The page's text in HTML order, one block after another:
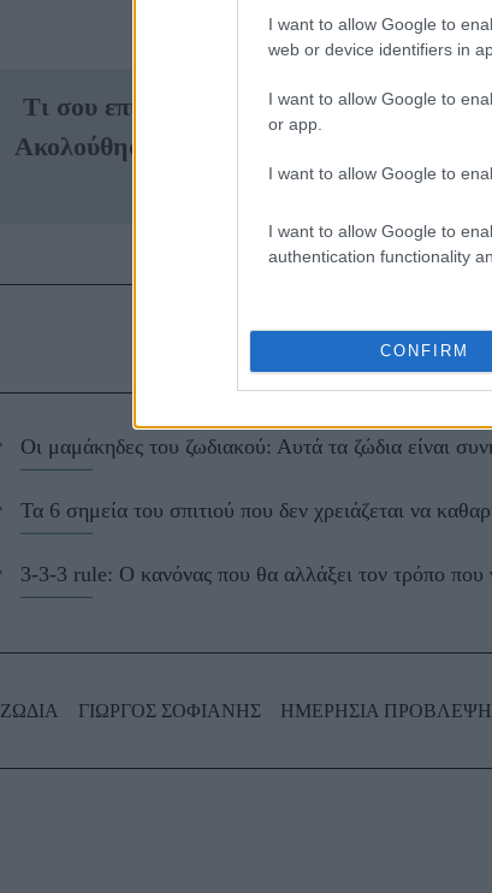
I want to allow Google to
web or device identifiers in
I want to allow Google to
or app.
I want to allow Google to
I want to allow Google to
authentication functionality
CONFIRM
Τι σου επιφυλάσσει η αυριανή ημέρα;
Ακολούθησε το JennyGr στο
για το
ΔΙΑΒΑΖΟΝΤΑΙ
Οι μαμάκηδες του ζωδιακού: Αυτά τα ζώδια είναι
Τα 6 σημεία του σπιτιού που δεν χρειάζεται να
3-3-3 rule: Ο κανόνας που θα αλλάξει τον τρόπο που
ΖΩΔΙΑ ΓΙΩΡΓΟΣ ΣΟΦΙΑΝΗΣ ΗΜΕΡΗΣΙΑ ΠΡΟΒΛΕΨΗ